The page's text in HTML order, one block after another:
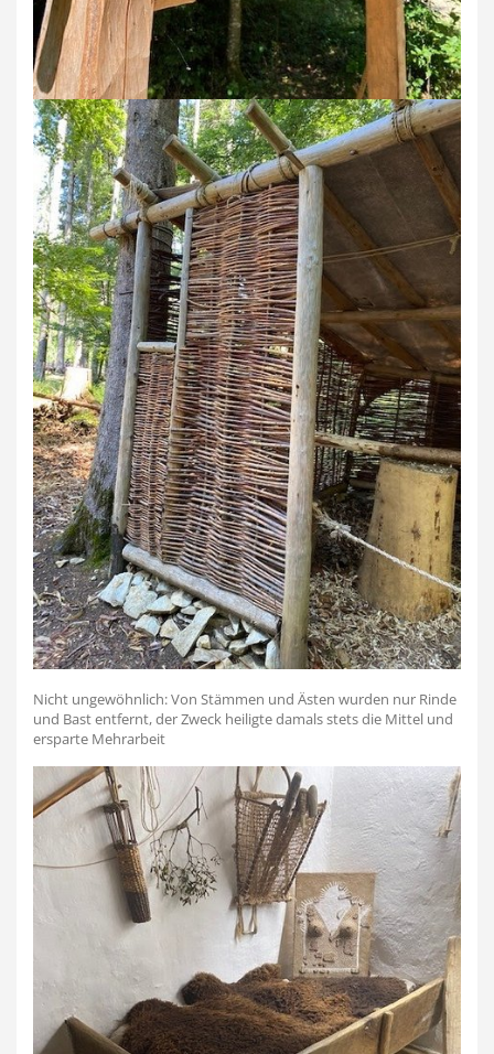
Nicht ungewöhnlich: Von Stämmen und Ästen wurden nur Rinde
und Bast entfernt, der Zweck heiligte damals stets die Mittel und
ersparte Mehrarbeit